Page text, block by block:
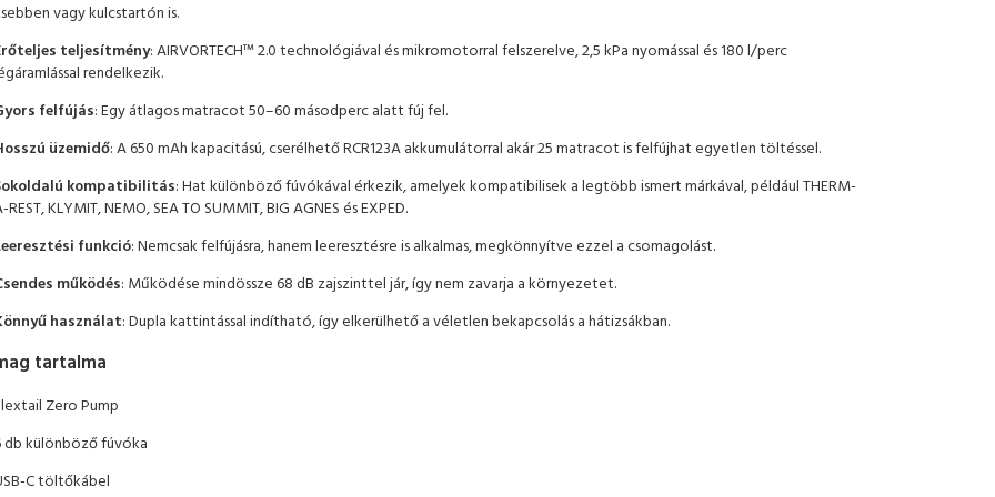
vagy kulcstartón is.
teljesítmény: AIRVORTECH™ 2.0 technológiával és mikromotorral felszerelve, 2,5 kPa nyomással és 180 l/perc
rendelkezik.
felfújás: Egy átlagos matracot 50–60 másodperc alatt fúj fel.
üzemidő: A 650 mAh kapacitású, cserélhető RCR123A akkumulátorral akár 25 matracot is felfújhat egyetlen töltéssel.
kompatibilitás: Hat különböző fúvókával érkezik, amelyek kompatibilisek a legtöbb ismert márkával, például THERM-
REST, KLYMIT, NEMO, SEA TO SUMMIT, BIG AGNES és EXPED.
funkció: Nemcsak felfújásra, hanem leeresztésre is alkalmas, megkönnyítve ezzel a csomagolást.
működés: Működése mindössze 68 dB zajszinttel jár, így nem zavarja a környezetet.
használat: Dupla kattintással indítható, így elkerülhető a véletlen bekapcsolás a hátizsákban.
tartalma
Zero Pump
db különböző fúvóka
C töltőkábel